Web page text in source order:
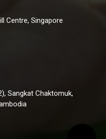
Centre, Singapore
Sangkat Chaktomuk,